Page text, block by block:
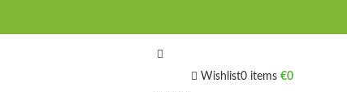
Wishlist0 items €0